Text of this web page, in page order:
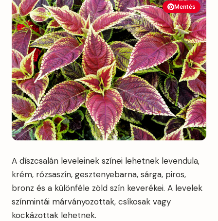
Mentés
A díszcsalán leveleinek színei lehetnek levendula,
krém, rózsaszín, gesztenyebarna, sárga, piros,
bronz és a különféle zöld szín keverékei. A levelek
színmintái márványozottak, csíkosak vagy
kockázottak lehetnek.